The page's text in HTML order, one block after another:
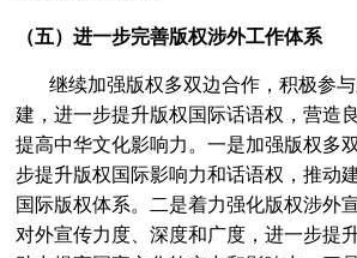
（五）进一步完善版权涉外工作体系
继续加强版权多双边合作，积极参与
建，进一步提升版权国际话语权，营造
提高中华文化影响力。一是加强版权多
步提升版权国际影响力和话语权，推动
国际版权体系。二是着力强化版权涉外
对外宣传力度、深度和广度，进一步提